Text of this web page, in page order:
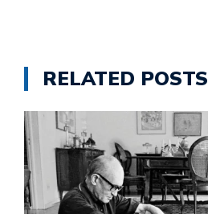
RELATED POSTS